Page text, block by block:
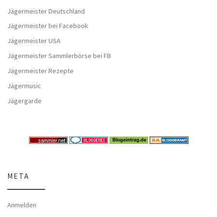
Jägermeister Deutschland
Jägermeister bei Facebook
Jägermeister USA
Jägermeister Sammlerbörse bei FB
Jägermeister Rezepte
Jägermusic
Jägergarde
META
Anmelden